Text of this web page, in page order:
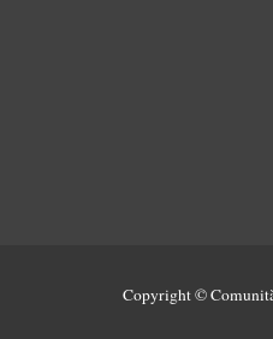
Copyright ©